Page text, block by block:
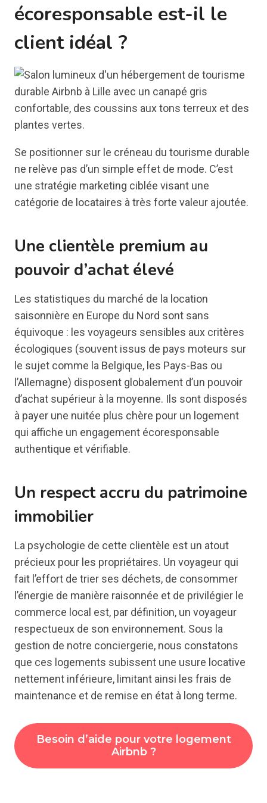
écoresponsable est-il le
client idéal ?
Se positionner sur le créneau du tourisme durable
ne relève pas d’un simple effet de mode. C’est
une stratégie marketing ciblée visant une
catégorie de locataires à très forte valeur ajoutée.
Une clientèle premium au
pouvoir d’achat élevé
Les statistiques du marché de la location
saisonnière en Europe du Nord sont sans
équivoque : les voyageurs sensibles aux critères
écologiques (souvent issus de pays moteurs sur
le sujet comme la Belgique, les Pays-Bas ou
l’Allemagne) disposent globalement d’un pouvoir
d’achat supérieur à la moyenne. Ils sont disposés
à payer une nuitée plus chère pour un logement
qui affiche un engagement écoresponsable
authentique et vérifiable.
Un respect accru du patrimoine
immobilier
La psychologie de cette clientèle est un atout
précieux pour les propriétaires. Un voyageur qui
fait l’effort de trier ses déchets, de consommer
l’énergie de manière raisonnée et de privilégier le
commerce local est, par définition, un voyageur
respectueux de son environnement. Sous la
gestion de notre conciergerie, nous constatons
que ces logements subissent une usure locative
nettement inférieure, limitant ainsi les frais de
maintenance et de remise en état à long terme.
Besoin d’aide pour votre logement
Airbnb ?